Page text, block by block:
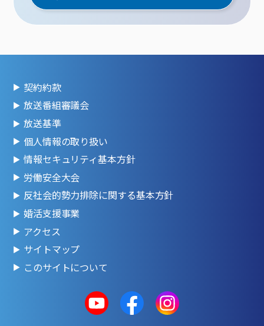
契約約款
放送番組審議会
放送基準
個人情報の取り扱い
情報セキュリティ基本方針
労働安全大会
反社会的勢力排除に関する基本方針
婚活支援事業
アクセス
サイトマップ
このサイトについて